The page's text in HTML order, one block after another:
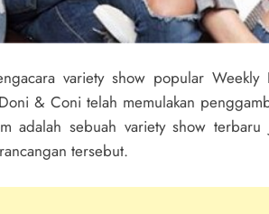
variety show popular
& Coni telah memulakan
adalah sebuah variety show
tersebut.